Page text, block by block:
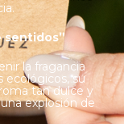
sentidos”
la fragancia
ecológicos, su
tan dulce y
explosión de